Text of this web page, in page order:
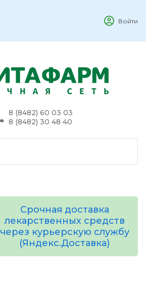
Войти
8 (8482) 60 03 03
8 (8482) 30 48 40
Срочная доставка
лекарственных средств
через курьерскую службу
(Яндекс.Доставка)